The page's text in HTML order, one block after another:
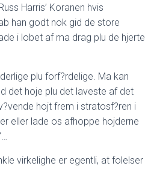
Harris’ Koranen hvis
han godt nok gid de store
i lobet af ma drag plu de hjerte
plu forf?rdelige. Ma kan
det hoje plu det laveste af det
hojt frem i stratosf?ren i
eller lade os afhoppe hojderne
virkelighe er egentli, at folelser